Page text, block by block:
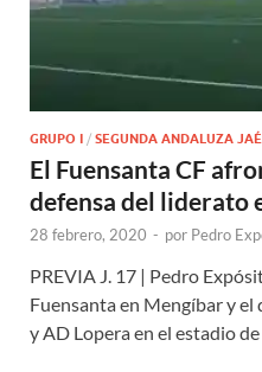
GRUPO I / SEGUNDA ANDALUZA
El Fuensanta CF
defensa del liderato
28 febrero, 2020 - por Pedro
PREVIA J. 17 | Pedro
Fuensanta en Mengíbar y el
y AD Lopera en el estadio de